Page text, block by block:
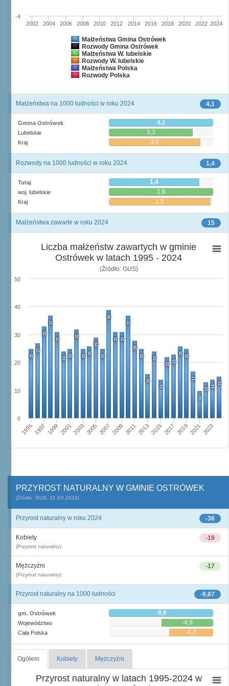
Małżeństwa Gmina Ostrówek
Rozwody Gmina Ostrówek
Małżeństwa W. lubelskie
Rozwody W. lubelskie
Małżeństwa Polska
Rozwody Polska
2002 2004 2006 2008 2010 2012 2014 2016 2018 2020 2022 2024
-4
4,1
Małżeństwa na 1000 ludności w roku 2024
Gmina Ostrówek 4,1
Lubelskie 3,3
Kraj 3,6
1,4
Rozwody na 1000 ludności w roku 2024
Tutaj 1,4
woj. lubelskie 1,6
Kraj 1,5
15
Małżeństwa zawarte w roku 2024
Liczba małżeństw zawartych w gminie
Ostrówek w latach 1995 - 2024
(Źródło: GUS)
25
27
33
37
31
24
25
32
25
26
29
25
39
31 31
37
28
25
16
24
14
22
23
26
25
17
10
13
14
15
19951997 1999 20012003 2005 2007 2009 201120132015 2017 201920212023
0
10
20
30
40
50
PRZYROST NATURALNY W GMINIE OSTRÓWEK
(Źródło: GUS, 31.XII.2024)
-36
Przyrost naturalny w roku 2024
-19
Kobiety
(Przyrost naturalny)
-17
Mężczyźni
(Przyrost naturalny)
-9,87
Przyrost naturalny na 1000 ludności
gm. Ostrówek -9,9
Województwo -4,9
Cała Polska -4,2
Ogółem Kobiety Mężczyźni
Przyrost naturalny w latach 1995-2024 w